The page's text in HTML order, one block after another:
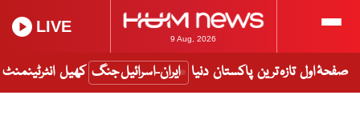
9 Aug, 2026
LIVE
صفحۂ اول تازہ ترین پاکستان دنیا ایران-اسرائیل جنگ کھیل انٹرٹینمنٹ